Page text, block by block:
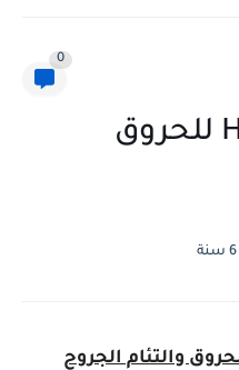
0
كريم هيالو 4 Hyalo للحروق